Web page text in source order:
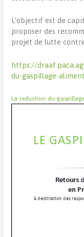
L’objectif est de
proposer des
projet de lutte
https://
du-gaspillage-
La-reduction-du-